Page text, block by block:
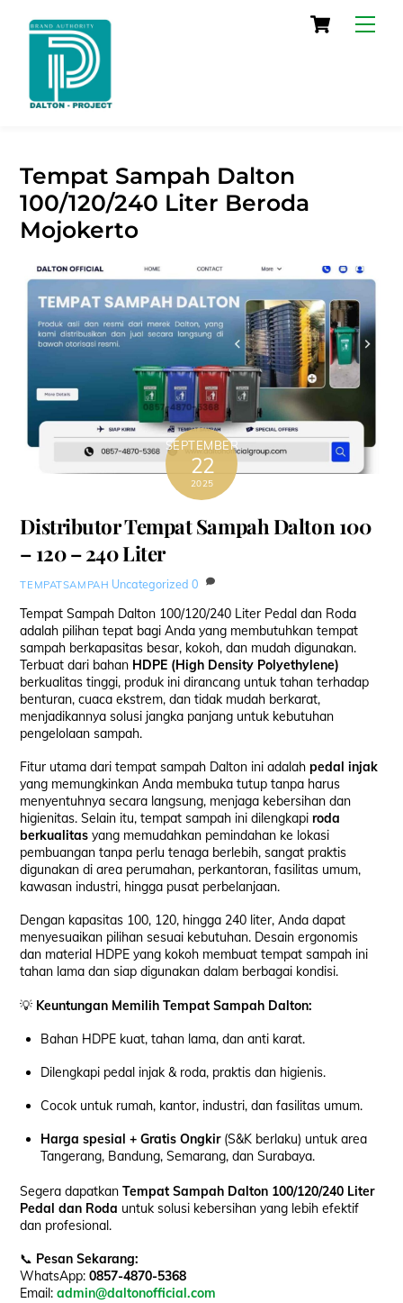
Cart
Tempat Sampah Dalton
100/120/240 Liter Beroda
Mojokerto
SEPTEMBER
22
2025
Distributor Tempat Sampah Dalton 100
– 120 – 240 Liter
TEMPATSAMPAH Uncategorized 0
Tempat Sampah Dalton 100/120/240 Liter Pedal dan Roda
adalah pilihan tepat bagi Anda yang membutuhkan tempat
sampah berkapasitas besar, kokoh, dan mudah digunakan.
Terbuat dari bahan HDPE (High Density Polyethylene)
berkualitas tinggi, produk ini dirancang untuk tahan terhadap
benturan, cuaca ekstrem, dan tidak mudah berkarat,
menjadikannya solusi jangka panjang untuk kebutuhan
pengelolaan sampah.
Fitur utama dari tempat sampah Dalton ini adalahpedal injak
yang memungkinkan Anda membuka tutup tanpa harus
menyentuhnya secara langsung, menjaga kebersihan dan
higienitas. Selain itu, tempat sampah ini dilengkapiroda
berkualitas yang memudahkan pemindahan ke lokasi
pembuangan tanpa perlu tenaga berlebih, sangat praktis
digunakan di area perumahan, perkantoran, fasilitas umum,
kawasan industri, hingga pusat perbelanjaan.
Dengan kapasitas 100, 120, hingga 240 liter, Anda dapat
menyesuaikan pilihan sesuai kebutuhan. Desain ergonomis
dan material HDPE yang kokoh membuat tempat sampah ini
tahan lama dan siap digunakan dalam berbagai kondisi.
💡 Keuntungan Memilih Tempat Sampah Dalton:
Bahan HDPE kuat, tahan lama, dan anti karat.
Dilengkapi pedal injak & roda, praktis dan higienis.
Cocok untuk rumah, kantor, industri, dan fasilitas umum.
Harga spesial + Gratis Ongkir(S&K berlaku) untuk area
Tangerang, Bandung, Semarang, dan Surabaya.
Segera dapatkanTempat Sampah Dalton 100/120/240 Liter
Pedal dan Roda untuk solusi kebersihan yang lebih efektif
dan profesional.
📞 Pesan Sekarang:
WhatsApp:0857-4870-5368
Email:admin@daltonofficial.com